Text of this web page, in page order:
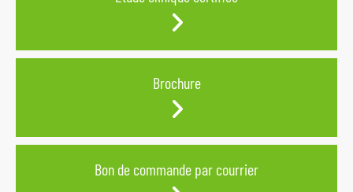
Brochure
Bon de commande par courrier